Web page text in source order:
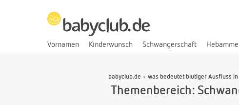
Vornamen Kinderwunsch Schwangerschaft Hebamme
babyclub.de was bedeutet blutiger Ausfluss in
Themenbereich: